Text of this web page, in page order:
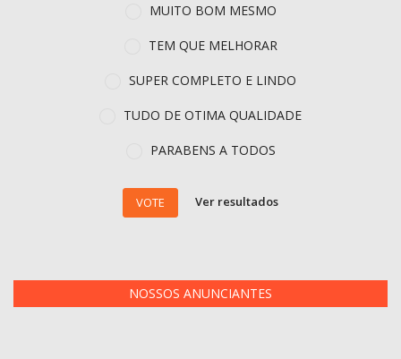
MUITO BOM MESMO
TEM QUE MELHORAR
SUPER COMPLETO E LINDO
TUDO DE OTIMA QUALIDADE
PARABENS A TODOS
VOTE Ver resultados
NOSSOS ANUNCIANTES